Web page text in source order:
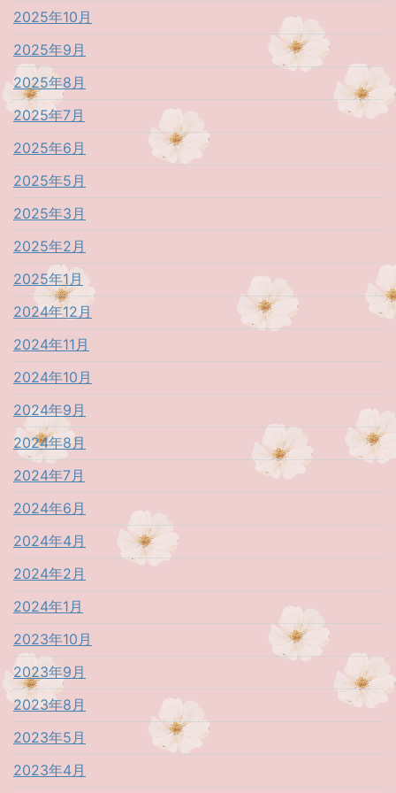
2025年10月
2025年9月
2025年8月
2025年7月
2025年6月
2025年5月
2025年3月
2025年2月
2025年1月
2024年12月
2024年11月
2024年10月
2024年9月
2024年8月
2024年7月
2024年6月
2024年4月
2024年2月
2024年1月
2023年10月
2023年9月
2023年8月
2023年5月
2023年4月